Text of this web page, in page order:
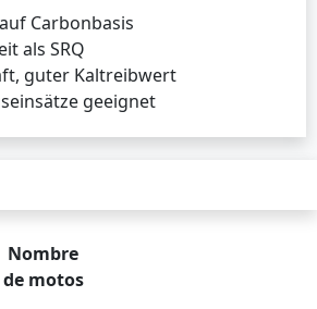
Carbonbasis
als SRQ
guter Kaltreibwert
geeignet
Nombre
de motos